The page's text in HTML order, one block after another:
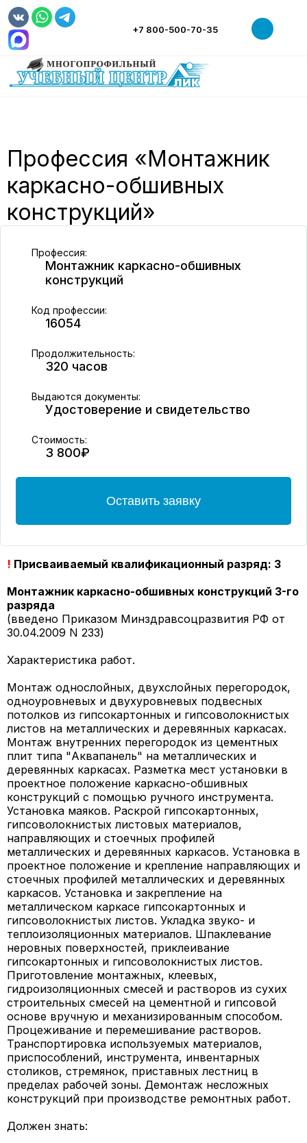
+7 800-500-70-35
НАШ ЦЕНТР
СВЕДЕНИЯ ОБ ОБРАЗОВАТЕЛЬНОЙ ОРГАНИЗАЦИИ
РАБОЧИЕ ПРОФЕССИИ
НОВОСТИ
ТРУДОУСТРОЙСТВО
КОНТАКТЫ
Профессия «Монтажник
каркасно-обшивных
конструкций»
Профессия:
Монтажник каркасно-обшивных
конструкций
Код профессии:
16054
Продолжительность:
320 часов
Выдаются документы:
Удостоверение и свидетельство
Стоимость:
3 800₽
Оставить заявку
! Присваиваемый квалификационный разряд: 3
Монтажник каркасно-обшивных конструкций 3-го
разряда
(введено Приказом Минздравсоцразвития РФ от
30.04.2009 N 233)
Характеристика работ.
Монтаж однослойных, двухслойных перегородок,
одноуровневых и двухуровневых подвесных
потолков из гипсокартонных и гипсоволокнистых
листов на металлических и деревянных каркасах.
Монтаж внутренних перегородок из цементных
плит типа "Аквапанель" на металлических и
деревянных каркасах. Разметка мест установки в
проектное положение каркасно-обшивных
конструкций с помощью ручного инструмента.
Установка маяков. Раскрой гипсокартонных,
гипсоволокнистых листовых материалов,
направляющих и стоечных профилей
металлических и деревянных каркасов. Установка в
проектное положение и крепление направляющих и
стоечных профилей металлических и деревянных
каркасов. Установка и закрепление на
металлическом каркасе гипсокартонных и
гипсоволокнистых листов. Укладка звуко- и
теплоизоляционных материалов. Шпаклевание
неровных поверхностей, приклеивание
гипсокартонных и гипсоволокнистых листов.
Приготовление монтажных, клеевых,
гидроизоляционных смесей и растворов из сухих
строительных смесей на цементной и гипсовой
основе вручную и механизированным способом.
Процеживание и перемешивание растворов.
Транспортировка используемых материалов,
приспособлений, инструмента, инвентарных
столиков, стремянок, приставных лестниц в
пределах рабочей зоны. Демонтаж несложных
конструкций при производстве ремонтных работ.
Должен знать: